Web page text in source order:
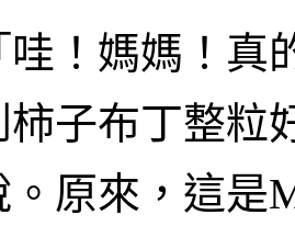
媽媽！真的
柿子布丁整粒
。原來，這是